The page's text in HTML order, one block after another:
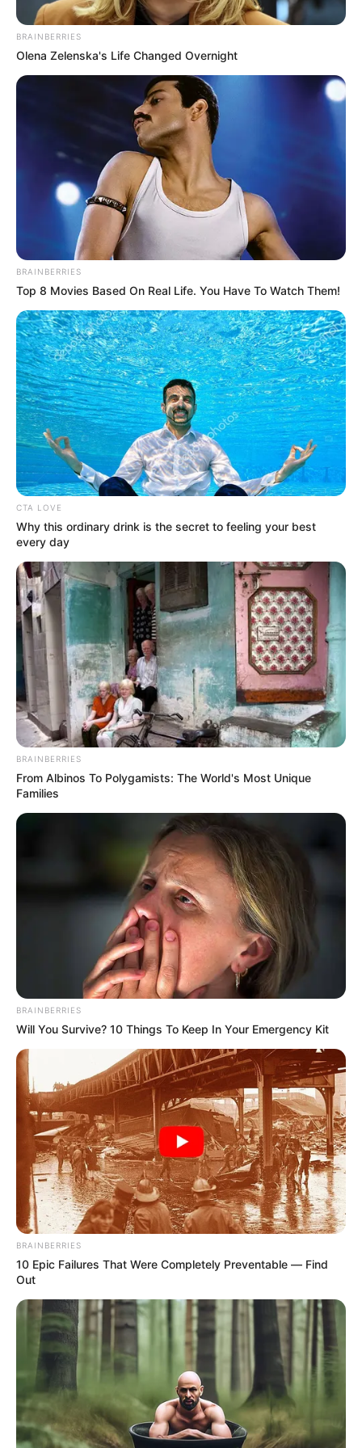
Ingrid Jaimes / RCN Radio
Lista la Rotonda Hoyo Caliente y el puente Los Gemelos
en el municipio de Girón, que beneficiará a toda la
Por:Juan David Quijano Castillo
Junio 26, 2025
COMPARTIR
UNIRSE AL CANAL DE WHATSAPP
Las direcciones de tránsito y transporte del área
metropolitanade Bucaramangadieron a conocer la
restricción del pico y placa para la capital santandereana
para el jueves 26 de junio, dejando claridad en el horario y
las placas que no pueden circular por la ciudad para
contribuir a la correcta movilidad y evitar sanciones
Actualmente está vigente larestricción en todos los
perímetros de Bucaramanga, Floridablanca,
Piedecuesta y Girón, tal como se estableció a principios
del mes de febrero de 2025.
Jueves 26 de junio
Para el jueves 26 de juniose definió que los vehículos
particulares y motocicletas que tienen como último dígito
de sus placas el3 y 4no pueden circular en el horario
desde las6:00 a.m. hasta las 8:00 p.m.
En el caso de los taxis, según lo estableció laDirección
de Tránsito de Bucaramanga, para este jueves la
restricción es también para los vehículos con placas
finalizadas en3 y 4, desde las7:00 a.m. hasta las 9:00
p.m.
Lea También: ¡Insólito! Hombre ganó tutela y EPS le
¡Respete la medida y evite multas!
La sanción por pico y placa actualmente es de$711.750
pesos colombianos,lo que corresponde a medio salario
mínimo legal vigente mensual, o15 días del nuevo
salario definido para 2025 en Colombia.
Por incumplir la restricción, a los conductores también les
BRAINBERRIES
Olena Zelenska's Life Changed Overnight
BRAINBERRIES
Top 8 Movies Based On Real Life. You Have To Watch Them!
CTA LOVE
Why this ordinary drink is the secret to feeling your best
every day
BRAINBERRIES
From Albinos To Polygamists: The World's Most Unique
Families
BRAINBERRIES
Will You Survive? 10 Things To Keep In Your Emergency Kit
BRAINBERRIES
10 Epic Failures That Were Completely Preventable — Find
Out